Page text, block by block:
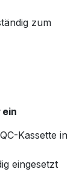
zum
ein
Kassette in
eingesetzt